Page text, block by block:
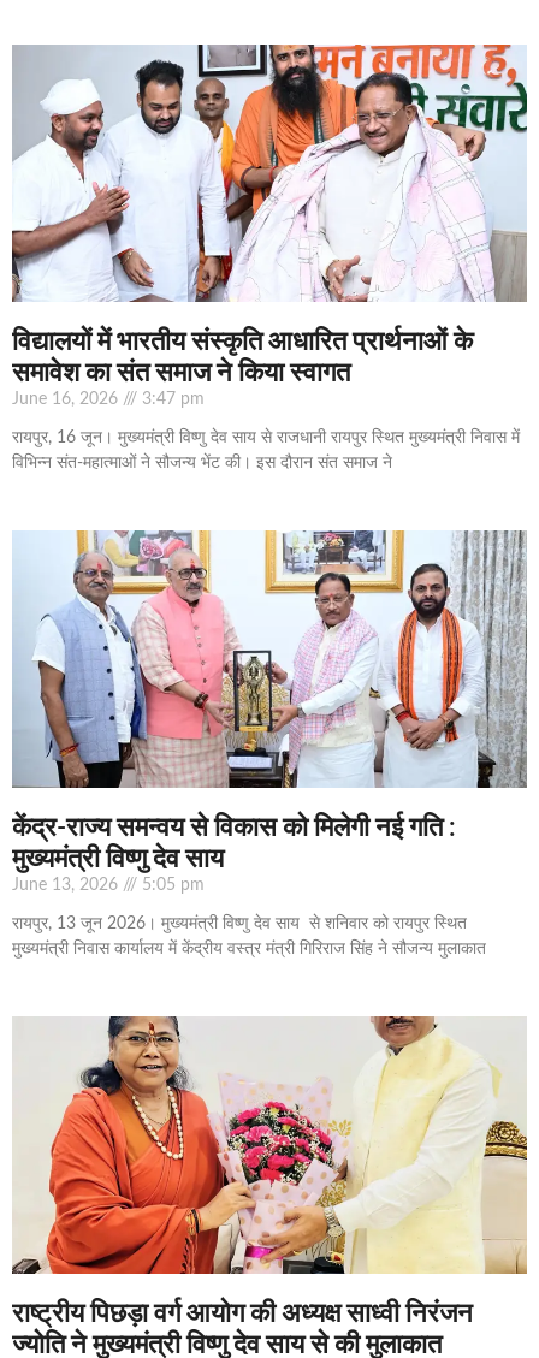
विद्यालयों में भारतीय संस्कृति आधारित प्रार्थनाओं के
समावेश का संत समाज ने किया स्वागत
June 16, 2026 3:47 pm
रायपुर, 16 जून। मुख्यमंत्री विष्णु देव साय से राजधानी रायपुर स्थित मुख्यमंत्री निवास में
विभिन्न संत-महात्माओं ने सौजन्य भेंट की। इस दौरान संत समाज ने
केंद्र-राज्य समन्वय से विकास को मिलेगी नई गति :
मुख्यमंत्री विष्णु देव साय
June 13, 2026 5:05 pm
रायपुर, 13 जून 2026। मुख्यमंत्री विष्णु देव साय से शनिवार को रायपुर स्थित
मुख्यमंत्री निवास कार्यालय में केंद्रीय वस्त्र मंत्री गिरिराज सिंह ने सौजन्य मुलाकात
राष्ट्रीय पिछड़ा वर्ग आयोग की अध्यक्ष साध्वी निरंजन
ज्योति ने मुख्यमंत्री विष्णु देव साय से की मुलाकात